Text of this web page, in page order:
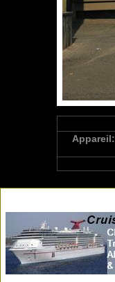
Appareil: